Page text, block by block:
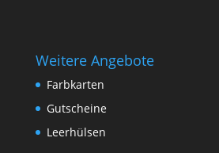
Weitere Angebote
Farbkarten
Gutscheine
Leerhülsen